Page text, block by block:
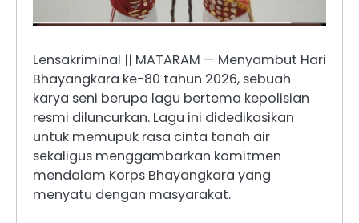
Lensakriminal || MATARAM — Menyambut Hari
Bhayangkara ke-80 tahun 2026, sebuah
karya seni berupa lagu bertema kepolisian
resmi diluncurkan. Lagu ini didedikasikan
untuk memupuk rasa cinta tanah air
sekaligus menggambarkan komitmen
mendalam Korps Bhayangkara yang
menyatu dengan masyarakat.